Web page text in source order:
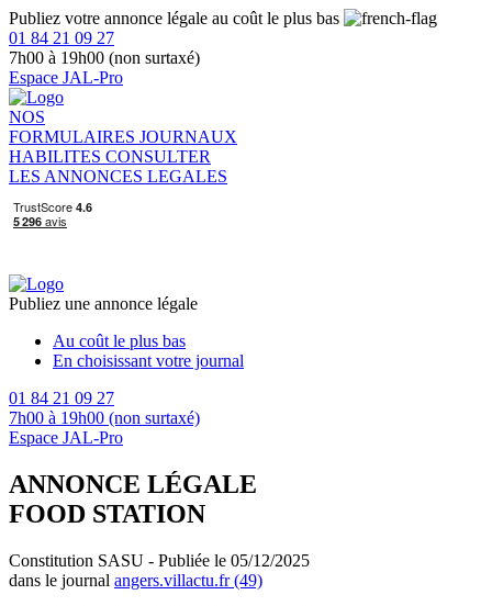
Publiez votre annonce légale au coût le plus bas
01 84 21 09 27
7h00 à 19h00 (non surtaxé)
Espace JAL-Pro
NOS
FORMULAIRES JOURNAUX
HABILITES CONSULTER
LES ANNONCES LEGALES
Publiez une annonce légale
Au coût le plus bas
En choisissant votre journal
01 84 21 09 27
7h00 à 19h00 (non surtaxé)
Espace JAL-Pro
ANNONCE LÉGALE
FOOD STATION
Constitution SASU - Publiée le 05/12/2025
dans le journal angers.villactu.fr (49)